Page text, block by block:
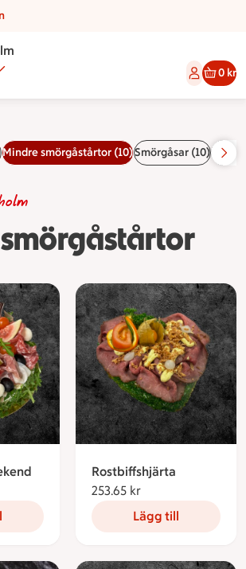
| Catering ICA Maxi Ängelholm
0 kr
Mindre smörgåstårtor (10)Smörgåsar (10)
Rostbiffshjärta
253.65 kr
Lägg till